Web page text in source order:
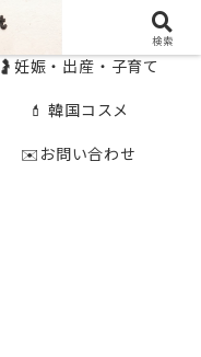
🤰妊娠・出産・子育て
💄 韓国コスメ
✉️お問い合わせ
検索